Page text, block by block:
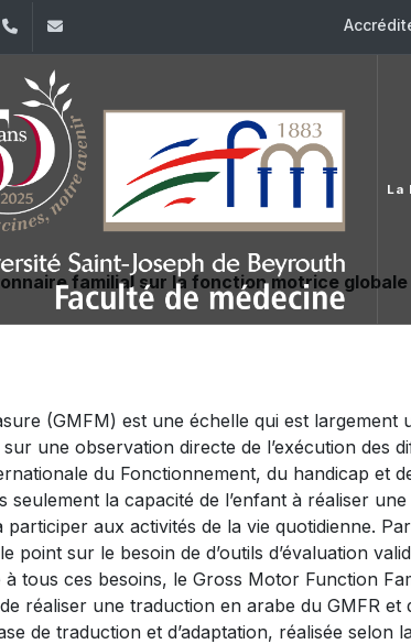
+961 (1) 421 235
La
familial sur la fonction motrice
(GMFM) est une échelle qui est
une observation directe de l’exécution des
du Fonctionnement, du handicap et
la capacité de l’enfant à réaliser
aux activités de la vie quotidienne.
point sur le besoin de d’outils d’évaluation
tous ces besoins, le Gross Motor Function
réaliser une traduction en arabe du GMFR
de traduction et d’adaptation, réalisée